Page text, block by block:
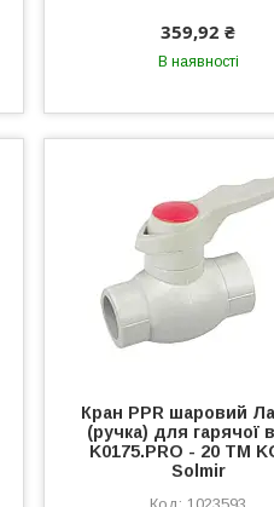
359,92 ₴
В наявності
Кран PPR шаровий
(ручка) для гарячої
K0175.PRO - 20 ТМ
Solmir